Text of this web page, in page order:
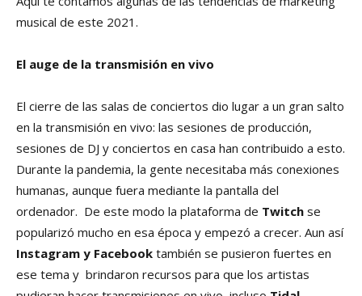
musical de este 2021.
El auge de la transmisión en vivo
El cierre de las salas de conciertos dio lugar a un gran salto
en la transmisión en vivo: las sesiones de producción,
sesiones de DJ y conciertos en casa han contribuido a esto.
Durante la pandemia, la gente necesitaba más conexiones
humanas, aunque fuera mediante la pantalla del
ordenador. De este modo la plataforma de Twitch se
popularizó mucho en esa época y empezó a crecer. Aun así
Instagram y Facebook también se pusieron fuertes en
ese tema y brindaron recursos para que los artistas